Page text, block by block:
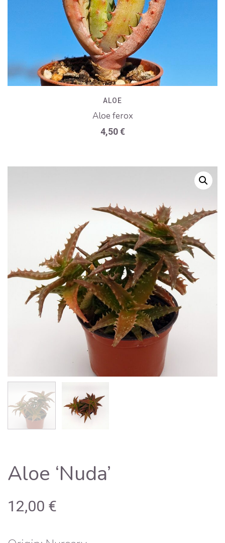
ALOE
Aloe ferox
4,50€
Aloe ‘Nuda’
12,00 €